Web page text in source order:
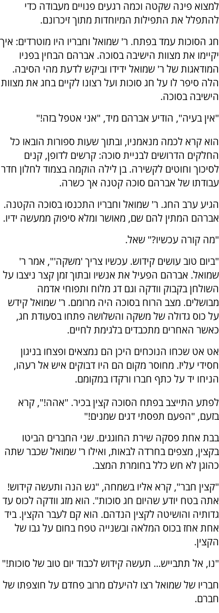
למצוא פינה שקטה וכמה רגעים פנויים מעבודה כדי
להתפלל את התפילות המיוחדות מתוך זיכרונם.
חג הסוכות עמד בפתח. ר' שמואל וחבריו היו מוטרדים: איך
יקיימו את מצוות הישיבה בסוכה. אברהם הבחין בפניו
המודאגות של ר' שמואל ידידו וביקש לדעת מהי הסיבה.
הלה סיפר לו על חג סוכות ועל רצונו לקיים בחג את מצוות
הישיבה בסוכה.
"אין בעיה", הודיע אברהם מיד, "אני אטפל בזה!"
הוא קרא לכמה מנאמניו, ובתוך שעות ספורות הובאו כל
החלקים הדרושים לבניית סוכה: קרשים לדופן, קנים
לסיכוך וחוטים לקשירה. בן לילה הוקמה בצמוד לחלון חדר
עבודתו של אברהם סוכה קטנה אך כשרה.
הגיע ערב החג. ר' שמואל וחבריו התכנסו בסוכה הקטנה.
אברהם המתין להם שם, מאושר ומלא סיפוק ממעשה ידיו.
"מה קורה עכשיו?" שאל.
"ביום טוב עושים קידוש. עכשיו צריך 'משקה'", אמר ר'
שמואל. אברהם הפעיל את אנשיו ובתוך זמן קצר ניצבו על
השולחן בקבוק וודקה וגם דג מלוח ותפוחי אדמה
מבושלים. מצב הרוח בסוכה היה מרומם. ר' שמואל קידש
על כוס גדולה של משקה והשלושה פתחו בסעודת חג,
כאשר האחרים מתכבדים בלגימת לחיים.
אט אט שכחו הנוכחים היכן הם נמצאים ופצחו בניגון
חסידי עליז. מחוסר מקום הם היו דבוקים איש אל רעהו,
הניחו יד על כתף חברו ורקדו במקומם.
לפתע התייצב בפתח הסוכה קצין בכיר. "אהה!", קרא
בזעם, "הפעם תפסתי דגים שמנים!"
בבת אחת פסקה שירת החוגגים. שני החברים הביטו
בקצין, מצפים בחרדה לבאות, ואילו ר' שמואל שכבר שתה
כהוגן לא חש כלל בחומרת המצב.
"קצין חבר", קרא אליו בשמחה, "גש הנה ותעשה קידוש!
אתה בטח יודע שהיום חג סוכות". הוא מזג וודקה לכוס עד
גדותיה והושיטה לקצין הנדהם. הוא קם לעבר הקצין. ביד
אחת אחז בכוס המלאה ובשנייה טפח בחום על גבו של
הקצין.
"נו, אל תתבייש... תעשה קידוש לכבוד יום טוב של סוכות!"
חבריו של שמואל רצו להיעלם מרוב פחדם על חוצפתו של
חברם.